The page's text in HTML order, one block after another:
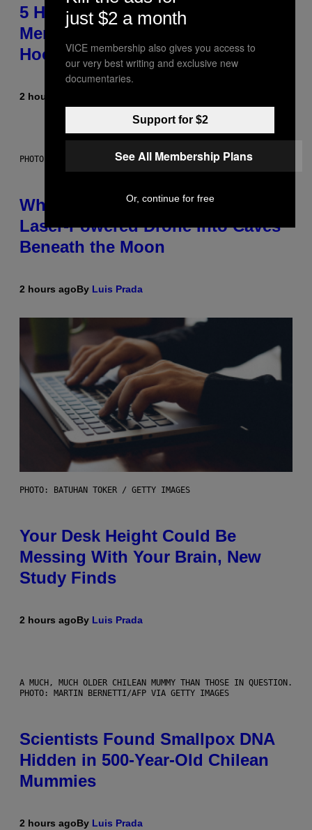
5 Hip-Hop Songs That Are Most
Memorable for Their Classic
Hooks
2 hours ago
PHOTO: NASA; DR PIXEL / GETTY IMAGES
Why NASA Wants to Send a
Laser-Powered Drone Into Caves
Beneath the Moon
2 hours agoBy Luis Prada
PHOTO: BATUHAN TOKER / GETTY IMAGES
Your Desk Height Could Be
Messing With Your Brain, New
Study Finds
2 hours agoBy Luis Prada
A MUCH, MUCH OLDER CHILEAN MUMMY THAN THOSE IN QUESTION.
PHOTO: MARTIN BERNETTI/AFP VIA GETTY IMAGES
Scientists Found Smallpox DNA
Hidden in 500-Year-Old Chilean
Mummies
2 hours agoBy Luis Prada
just $2 a month
VICE membership also gives you access to
our very best writing and exclusive new
documentaries.
Support for $2
See All Membership Plans
Or, continue for free